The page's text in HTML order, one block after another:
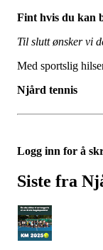
Fint hvis du kan
Til slutt ønsker vi
Med sportslig
Njård tennis
Logg inn for å
Siste fra